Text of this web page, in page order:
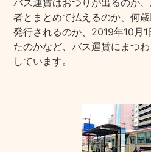
バス運賃はおつりが出るのか
者とまとめて払えるのか、何
発行されるのか、2019年10月
たのかなど、バス運賃にまつ
しています。